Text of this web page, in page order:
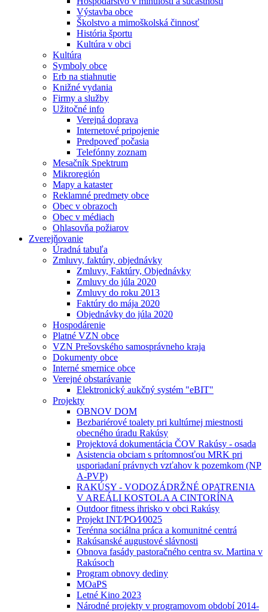
Výstavba obce
Školstvo a mimoškolská činnosť
História športu
Kultúra v obci
Kultúra
Symboly obce
Erb na stiahnutie
Knižné vydania
Firmy a služby
Užitočné info
Verejná doprava
Internetové pripojenie
Predpoveď počasia
Telefónny zoznam
Mesačník Spektrum
Mikroregión
Mapy a kataster
Reklamné predmety obce
Obec v obrazoch
Obec v médiach
Ohlasovňa požiarov
Zverejňovanie
Úradná tabuľa
Zmluvy, faktúry, objednávky
Zmluvy, Faktúry, Objednávky
Zmluvy do júla 2020
Zmluvy do roku 2013
Faktúry do mája 2020
Objednávky do júla 2020
Hospodárenie
Platné VZN obce
VZN Prešovského samosprávneho kraja
Dokumenty obce
Interné smernice obce
Verejné obstarávanie
Elektronický aukčný systém "eBIT"
Projekty
OBNOV DOM
Bezbariérové toalety pri kultúrnej miestnosti
obecného úradu Rakúsy
Projektová dokumentácia ČOV Rakúsy - osada
Asistencia obciam s prítomnosťou MRK pri
usporiadaní právnych vzťahov k pozemkom (NP
A-PVP)
RAKÚSY - VODOZÁDRŽNÉ OPATRENIA
V AREÁLI KOSTOLA A CINTORÍNA
Outdoor fitness ihrisko v obci Rakúsy
Projekt INT⁄PO⁄I⁄0025
Terénna sociálna práca a komunitné centrá
Rakúsanské augustové slávnosti
Obnova fasády pastoračného centra sv. Martina v
Rakúsoch
Program obnovy dediny
MOaPS
Letné Kino 2023
Národné projekty v programovom období 2014-